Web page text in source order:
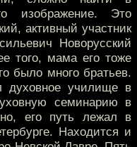
изображение. Это
активный участник
Новорусский
того, мама его тоже
было много братьев.
духовное училище в
семинарию в
его путь лежал в
Находится и